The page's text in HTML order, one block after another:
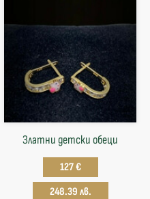
Златни детски обеци
127 €
248.39 лв.